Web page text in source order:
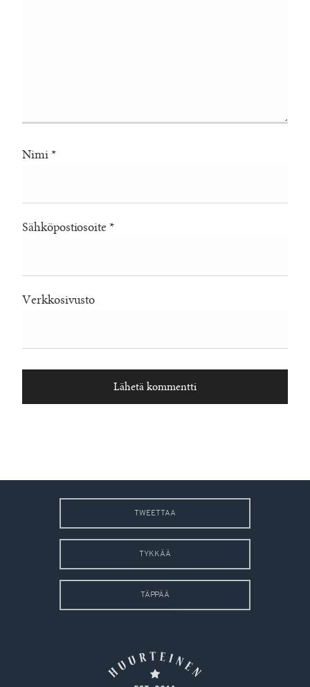
Nimi *
Sähköpostiosoite *
Verkkosivusto
TWEETTAA
TYKKÄÄ
TÄPPÄÄ